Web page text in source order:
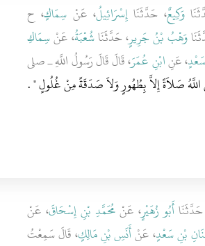
وَكِيعٌ، حَدَّثَنَاإِسْرَائِيلُ، عَنْ سِمَاكٍ، ح
وَهْبُ بْنُ جَرِيرٍ، حَدَّثَنَاشُعْبَةُ، عَنْسِمَاكِ
، عَنِابْنِ عُمَرَ، قَالَ قَالَ رَسُولُ اللَّهِ ـ صلى
اللَّهُ صَلاَةً إِلاَّ بِطُهُورٍ وَلاَ صَدَقَةً مِنْ غُلُولٍ ‏"‏ ‏.‏
أَبُو زُهَيْرٍ، عَنْمُحَمَّدِ بْنِ إِسْحَاقَ، عَنْ
بْنِ سَعْدٍ، عَنْأَنَسِ بْنِ مَالِكٍ، قَالَ سَمِعْتُ